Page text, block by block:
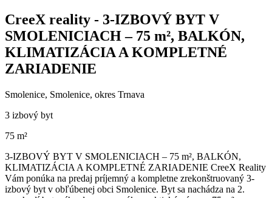
CreeX reality - 3-IZBOVÝ BYT V
SMOLENICIACH – 75 m², BALKÓN,
KLIMATIZÁCIA A KOMPLETNÉ
ZARIADENIE
Smolenice, Smolenice, okres Trnava
3 izbový byt
75 m²
3-IZBOVÝ BYT V SMOLENICIACH – 75 m², BALKÓN,
KLIMATIZÁCIA A KOMPLETNÉ ZARIADENIE CreeX Reality
Vám ponúka na predaj príjemný a kompletne zrekonštruovaný 3-
izbový byt v obľúbenej obci Smolenice. Byt sa nachádza na 2.